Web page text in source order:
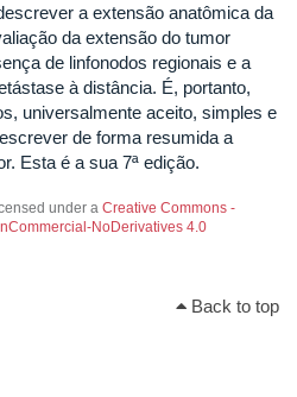
a extensão anatômica da
da extensão do tumor
de linfonodos regionais e a
à distância. É, portanto,
universalmente aceito, simples e
de forma resumida a
Esta é a sua 7ª edição.
under a Creative Commons -
NoDerivatives 4.0
Back to top